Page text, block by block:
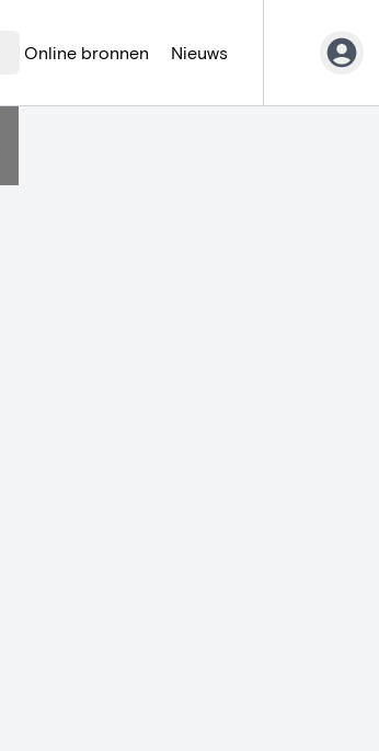
Online bronnen Nieuws